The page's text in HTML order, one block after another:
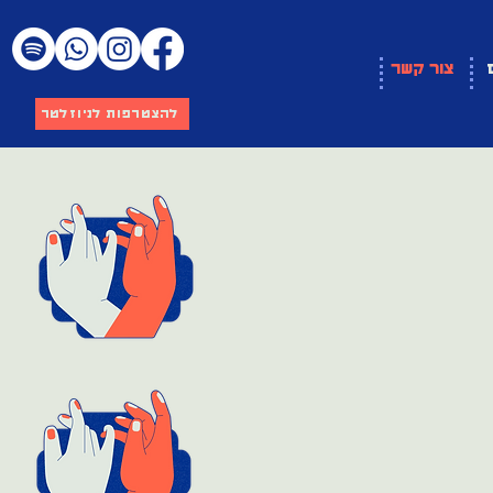
להצטרפות לניוזלטר
צור קשר